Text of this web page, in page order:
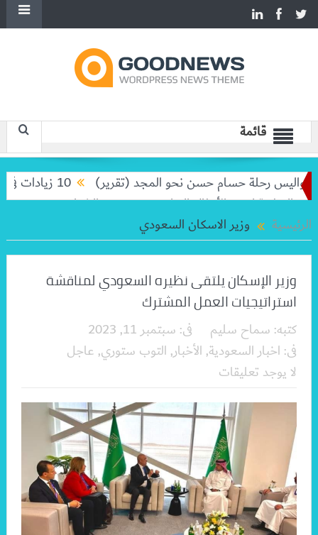
قائمة
رحلة حسام حسن نحو المجد (تقرير)
10 زيادات في 10 سنوات.. هل حان الوقت لرفع دعم البنزين نهائيا؟
لدعم الأبطال الرياضيين وتمكين الشباب
41 مشروعًا تعليميًا دخل الخدمة و51 مشروعًا تحت التنفيذ بالمنيا
الرئيسية
وزير الاسكان السعودي
وزير الإسكان يلتقى نظيره السعودي لمناقشة
استراتيجيات العمل المشترك
كتبه: سماح سليم فى: سبتمبر 11, 2023
فى: اخبار السعودية, الأخبار, التوب ستوري, عاجل
لا يوجد تعليقات